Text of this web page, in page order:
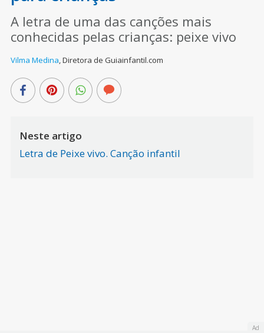
A letra de uma das canções mais
conhecidas pelas crianças: peixe vivo
Vilma Medina,Diretora de Guiainfantil.com
Neste artigo
Letra de Peixe vivo. Canção infantil
Ad